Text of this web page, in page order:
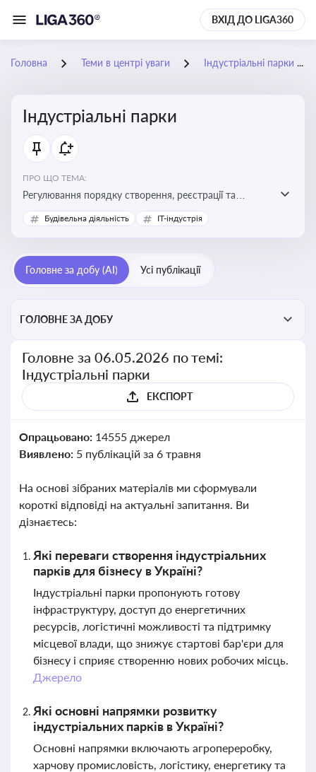
ВХІД ДО LIGA360
Головна Теми в центрі уваги Індустріальні парки
Індустріальні парки
ПРО ЩО ТЕМА:
Регулювання порядку створення, реєстрації та
функціонування індустріальних парків в Україні
Будівельна діяльність IT-індустрія
Головне за добу (AI) Усі публікації
ГОЛОВНЕ ЗА ДОБУ
Головне за 06.05.2026 по темі:
Індустріальні парки
ЕКСПОРТ
Опрацьовано: 14555 джерел
Виявлено: 5 публікацій за 6 травня
На основі зібраних матеріалів ми сформували
короткі відповіді на актуальні запитання. Ви
дізнаєтесь:
Які переваги створення індустріальних
парків для бізнесу в Україні?
Індустріальні парки пропонують готову
інфраструктуру, доступ до енергетичних
ресурсів, логістичні можливості та підтримку
місцевої влади, що знижує стартові бар'єри для
бізнесу і сприяє створенню нових робочих місць.
Джерело
Які основні напрямки розвитку
індустріальних парків в Україні?
Основні напрямки включають агропереробку,
харчову промисловість, логістику, енергетику та